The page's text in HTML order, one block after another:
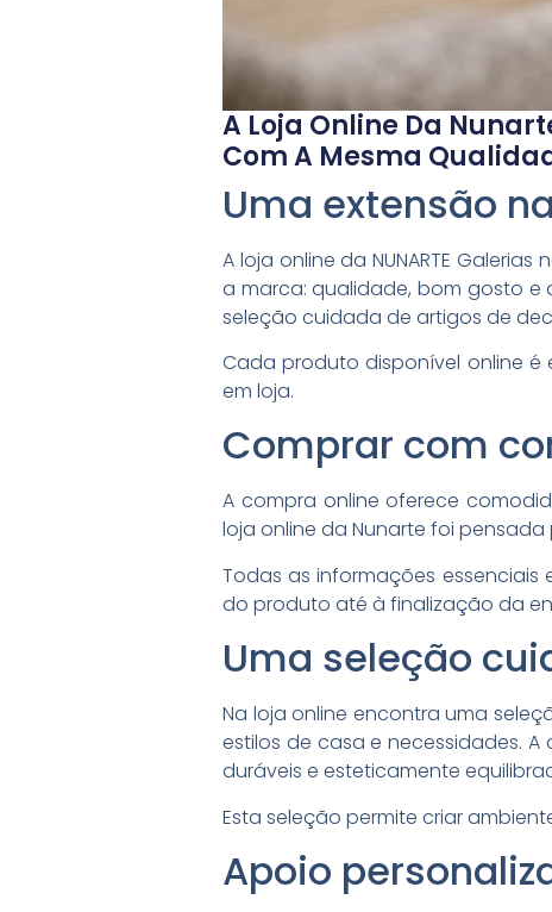
A Loja Online Da
Com A Mesma
Uma extensão
A loja online da NUNARTE
a marca: qualidade, bom gosto e
seleção cuidada de artigos de
Cada produto disponível online
em loja.
Comprar com
A compra online oferece
loja online da Nunarte foi
Todas as informações
do produto até à finalização da
Uma seleção
Na loja online encontra uma
estilos de casa e necessidades.
duráveis e esteticamente
Esta seleção permite criar
Apoio